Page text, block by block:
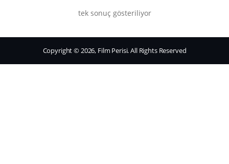
tek sonuç gösteriliyor
Copyright © 2026, Film Perisi. All Rights Reserved